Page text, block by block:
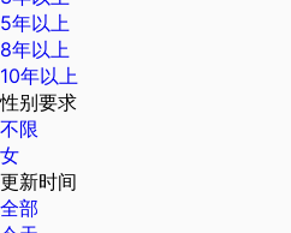
5年以上
8年以上
10年以上
性别要求
不限
女
更新时间
全部